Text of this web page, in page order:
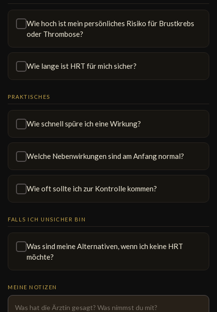
Wie hoch ist mein persönliches Risiko für Brustkrebs
oder Thrombose?
Wie lange ist HRT für mich sicher?
PRAKTISCHES
Wie schnell spüre ich eine Wirkung?
Welche Nebenwirkungen sind am Anfang normal?
Wie oft sollte ich zur Kontrolle kommen?
FALLS ICH UNSICHER BIN
Was sind meine Alternativen, wenn ich keine HRT
möchte?
MEINE NOTIZEN